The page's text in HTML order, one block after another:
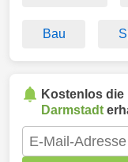
Bau
Kostenlos die
Darmstadt